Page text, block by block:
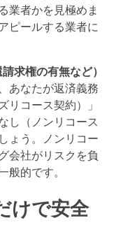
業者かを見極めま
ピールする業者に
求権の有無など）
あなたが返済義務
リコース契約）」
し（ノンリコース
ょう。ノンリコー
会社がリスクを負
般的です。
けで安全